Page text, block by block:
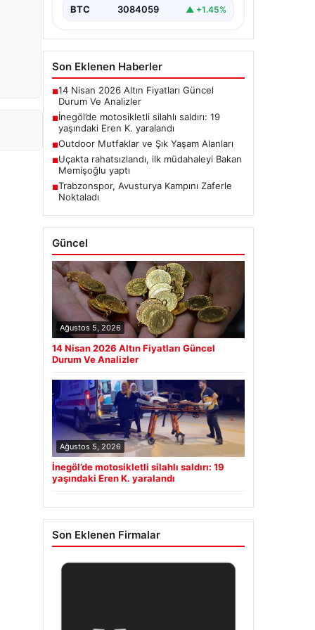
BTC 3084059 ▲ +1.45%
Son Eklenen Haberler
■14 Nisan 2026 Altın Fiyatları Güncel
Durum Ve Analizler
■İnegöl’de motosikletli silahlı saldırı: 19
yaşındaki Eren K. yaralandı
■Outdoor Mutfaklar ve Şık Yaşam Alanları
■Uçakta rahatsızlandı, ilk müdahaleyi Bakan
Memişoğlu yaptı
■Trabzonspor, Avusturya Kampını Zaferle
Noktaladı
Güncel
Ağustos 5, 2026
14 Nisan 2026 Altın Fiyatları Güncel
Durum Ve Analizler
Ağustos 5, 2026
İnegöl’de motosikletli silahlı saldırı: 19
yaşındaki Eren K. yaralandı
Son Eklenen Firmalar